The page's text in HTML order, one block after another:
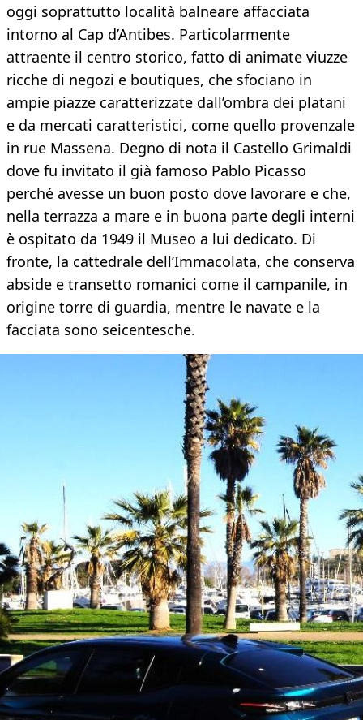
oggi soprattutto località balneare affacciata
intorno al Cap d’Antibes. Particolarmente
attraente il centro storico, fatto di animate viuzze
ricche di negozi e boutiques, che sfociano in
ampie piazze caratterizzate dall’ombra dei platani
e da mercati caratteristici, come quello provenzale
in rue Massena. Degno di nota il Castello Grimaldi
dove fu invitato il già famoso Pablo Picasso
perché avesse un buon posto dove lavorare e che,
nella terrazza a mare e in buona parte degli interni
è ospitato da 1949 il Museo a lui dedicato. Di
fronte, la cattedrale dell’Immacolata, che conserva
abside e transetto romanici come il campanile, in
origine torre di guardia, mentre le navate e la
facciata sono seicentesche. ​